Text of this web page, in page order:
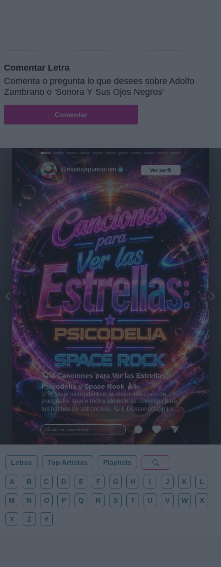
Comentar Letra
Comenta o pregunta lo que desees sobre Adolfo
Zambrano o 'Sonora Y Sus Ojos Negros'
Comentar
Ver perfil
@musicapuntocom Ver perfil
Añadir un comentario ...
🪐🚀 Canciones para Ver las Estrellas:
Psicodelia y Space Rock 🎸✨
🌌🚀 Viaje intergaláctico: la mejor selección de
psicodelia, space rock y atmósferas cósmicas para
tus noches de astronomía. 🪐🎸 Desconecta, mira
al firmamento y siente la gravedad cero. 💾 ¡Guarda
esta colección para tu próxima noche estrellada!
✨⭐
Letras Top Artistas Playlists
A B C D E F G H I J K L
M N O P Q R S T U V W X
Y Z #